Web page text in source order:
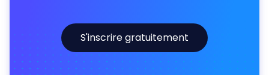
S'inscrire gratuitement